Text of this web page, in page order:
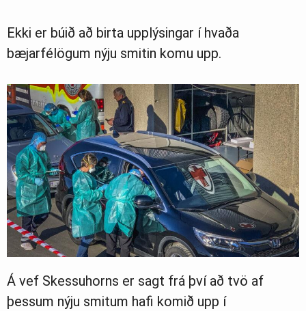
Ekki er búið að birta upplýsingar í hvaða
bæjarfélögum nýju smitin komu upp.
Á vef Skessuhorns er sagt frá því að tvö af
þessum nýju smitum hafi komið upp í